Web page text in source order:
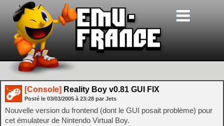
[Console] Reality Boy v0.81 GUI FIX
Posté le 03/03/2005 à 23:28 par Jets
Nouvelle version du frontend (dont le GUI posait problème) pour
cet émulateur de Nintendo Virtual Boy.